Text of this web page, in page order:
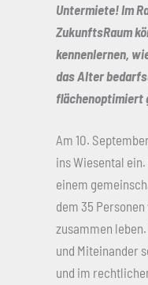
Untermiete! Im
ZukunftsRaum
kennenlernen,
das Alter
flächenoptimiert
Am 10.
ins Wiesental
einem
dem 35
zusammen leben.
und Miteinander
und im